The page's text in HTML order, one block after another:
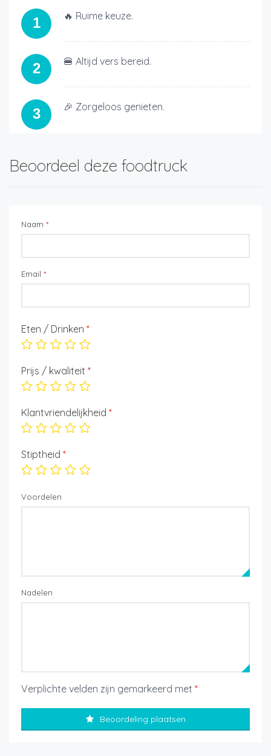
1 🔥 Ruime keuze.
2 🍔 Altijd vers bereid.
3 🎉 Zorgeloos genieten.
Beoordeel deze foodtruck
Naam *
Email *
Eten / Drinken *
Prijs / kwaliteit *
Klantvriendelijkheid *
Stiptheid *
Voordelen
Nadelen
Verplichte velden zijn gemarkeerd met *
Beoordeling plaatsen